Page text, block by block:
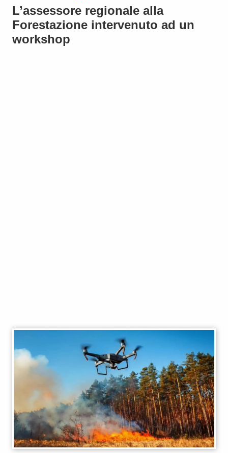
L’assessore regionale alla
Forestazione intervenuto ad un
workshop